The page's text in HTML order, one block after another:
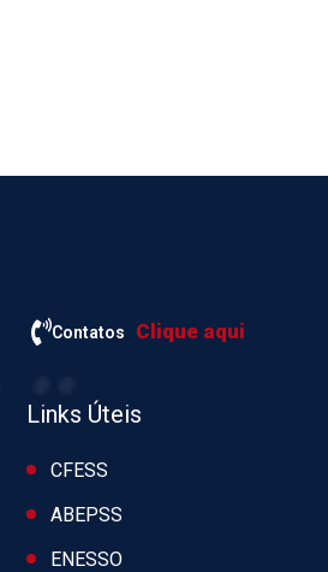
Contatos Clique aqui
Links Úteis
CFESS
ABEPSS
ENESSO